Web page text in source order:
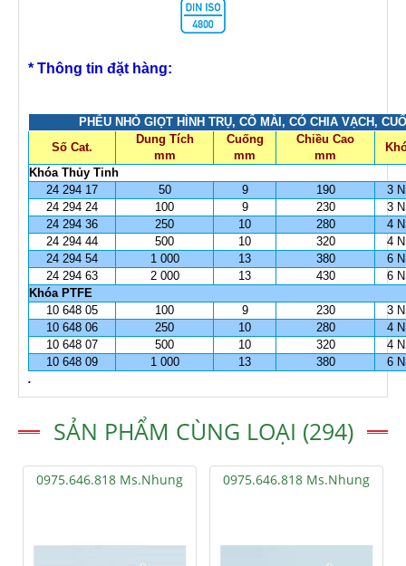
* Thông tin đặt hàng:
PHỄU NHỎ GIỌT HÌNH TRỤ, CỔ MÀI, CÓ CHIA VẠCH,
Số Cat.
Dung Tích
mm
Cuống
mm
Chiều Cao
mm
Khóa Thủy Tinh
24 294 17
50 9 190
3
24 294 24
100 9 230
3
24 294 36
250 10 280
4
24 294 44
500 10 320
4
24 294 54
1 000 13 380
6
24 294 63
2 000 13 430
6
Khóa PTFE
10 648 05
100 9 230
3
10 648 06
250 10 280
4
10 648 07
500 10 320
4
10 648 09
1 000 13 380
6
.
SẢN PHẨM CÙNG LOẠI (294)
0975.646.818 Ms.Nhung 0975.646.818 Ms.Nhung